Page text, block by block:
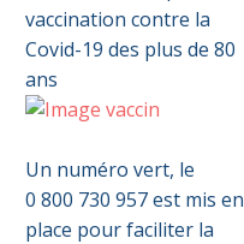
vert
pour
la
Un numéro vert, le
0 800 730 957 est mis en
place pour faciliter la